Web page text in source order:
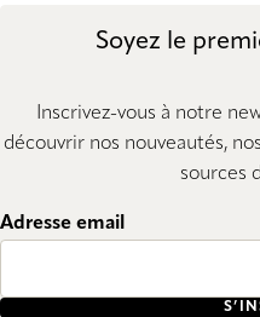
Soyez le
Inscrivez-vous à notre
découvrir nos nouveautés,
sources
Adresse email